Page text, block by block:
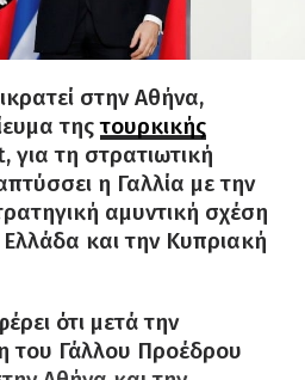
στην Αθήνα,
τηςτουρκικής
για τη στρατιωτική
η Γαλλία με την
αμυντική σχέση
και την Κυπριακή
ότι μετά την
του Γάλλου Προέδρου